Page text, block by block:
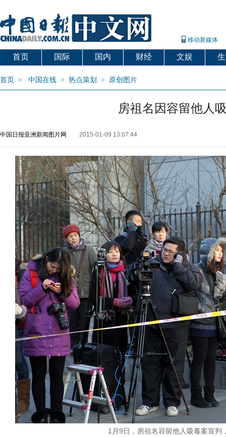
移动新媒体
首页 国际 国内 财经 文娱
首页 > 中国在线 > 热点策划 > 原创图片
房祖名因容留他人
中国日报亚洲新闻图片网 2015-01-09 13:07:44
1月9日，房祖名容留他人吸毒案宣